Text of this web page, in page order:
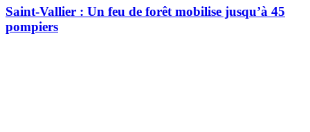
Saint-Vallier : Un feu de forêt mobilise jusqu’à 45
pompiers